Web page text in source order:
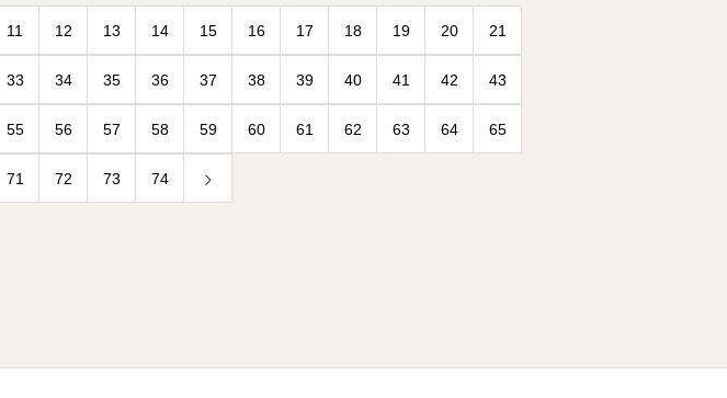
11 12 13 14 15 16 17 18 19 20 21
33 34 35 36 37 38 39 40 41 42 43
55 56 57 58 59 60 61 62 63 64 65
71 72 73 74